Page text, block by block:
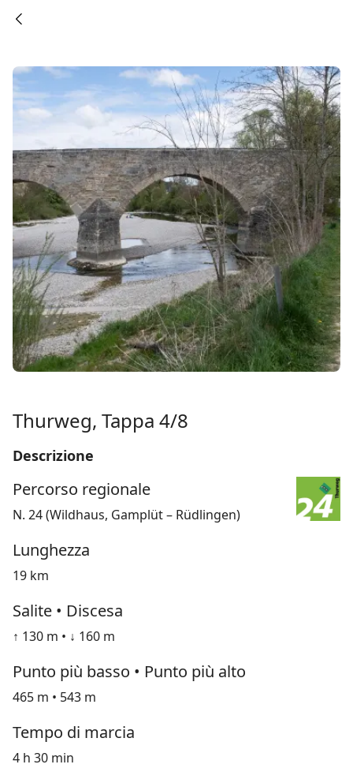
Thurweg, Tappa 4/8
Descrizione
Percorso regionale
N. 24 (Wildhaus, Gamplüt – Rüdlingen)
Lunghezza
19 km
Salite • Discesa
↑ 130 m • ↓ 160 m
Punto più basso • Punto più alto
465 m • 543 m
Tempo di marcia
4 h 30 min